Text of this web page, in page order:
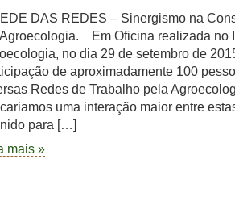
DAS REDES – Sinergismo na
Em Oficina realizada no
no dia 29 de setembro de
de aproximadamente 100
Redes de Trabalho pela
uma interação maior entre
para […]
mais »